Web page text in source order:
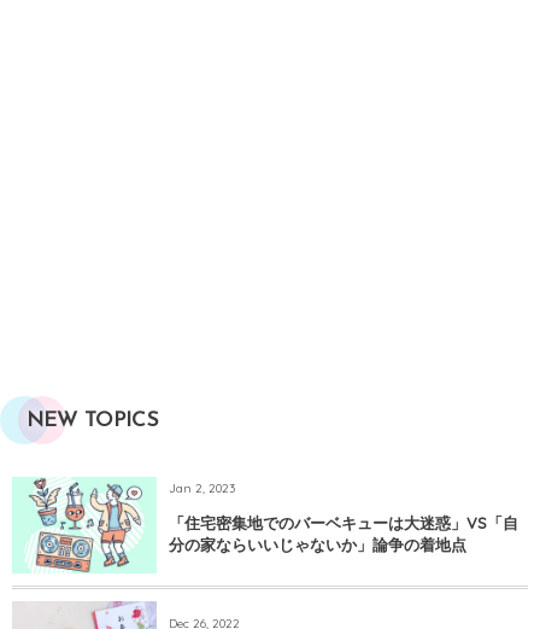
NEW TOPICS
Jan 2, 2023
「住宅密集地でのバーベキューは大迷惑」VS「自
分の家ならいいじゃないか」論争の着地点
Dec 26, 2022